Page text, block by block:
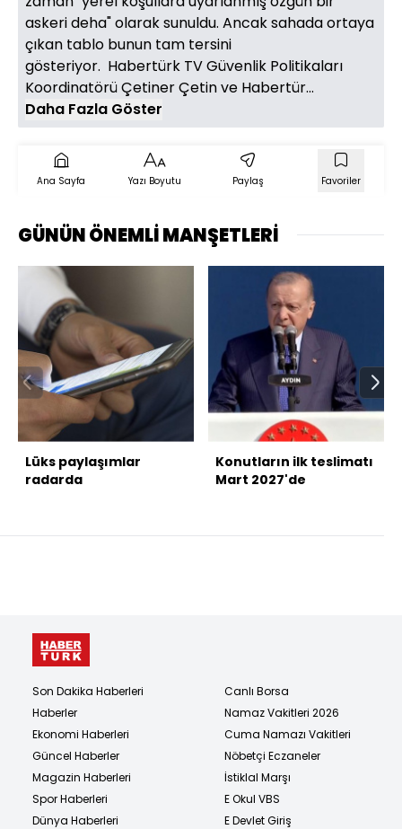
askeri deha" olarak sunuldu. Ancak sahada ortaya
çıkan tablo bunun tam tersini
gösteriyor. Habertürk TV Güvenlik Politikaları
Koordinatörü Çetiner Çetin ve Habertür...
Daha Fazla Göster
Ana Sayfa Yazı Boyutu Paylaş Favoriler
GÜNÜN ÖNEMLİ MANŞETLERİ
Lüks paylaşımlar
radarda
Konutların ilk teslimatı
Mart 2027'de
Son Dakika Haberleri
Haberler
Ekonomi Haberleri
Güncel Haberler
Magazin Haberleri
Spor Haberleri
Dünya Haberleri
Canlı Borsa
Namaz Vakitleri 2026
Cuma Namazı Vakitleri
Nöbetçi Eczaneler
İstiklal Marşı
E Okul VBS
E Devlet Giriş